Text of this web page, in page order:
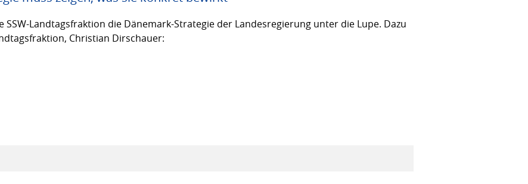
Landtagsfraktion die Dänemark-Strategie der Landesregierung unter die Lupe. Dazu
Christian Dirschauer: